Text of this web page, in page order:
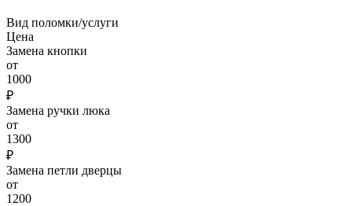
Вид поломки/услуги
Цена
Замена кнопки
от
1000
₽
Замена ручки люка
от
1300
₽
Замена петли дверцы
от
1200